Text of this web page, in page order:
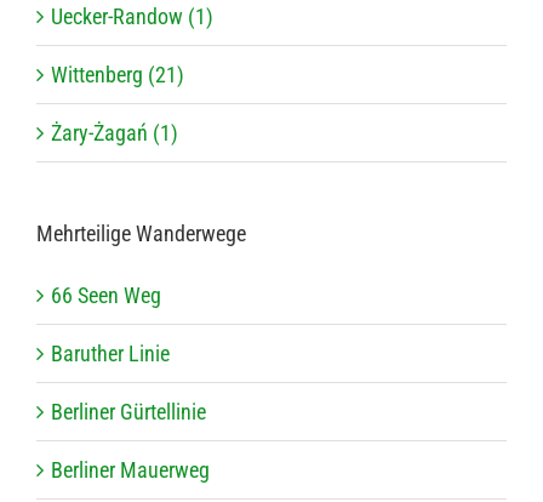
Uecker-Randow (1)
Wittenberg (21)
Żary-Żagań (1)
Mehr­tei­lige Wanderwege
66 Seen Weg
Baru­ther Linie
Ber­li­ner Gürtellinie
Ber­li­ner Mauerweg